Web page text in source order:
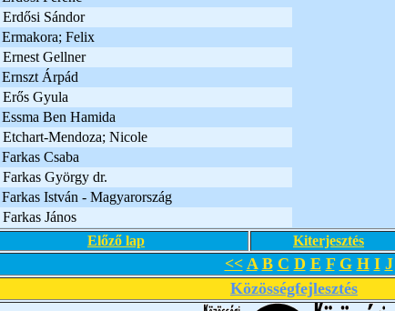
Erdősi Sándor
Ermakora; Felix
Ernest Gellner
Ernszt Árpád
Erős Gyula
Essma Ben Hamida
Etchart-Mendoza; Nicole
Farkas Csaba
Farkas György dr.
Farkas István - Magyarország
Farkas János
Előző lap
Kiterjesztés
<< A B C D E F G H I J
Közösségfejlesztés